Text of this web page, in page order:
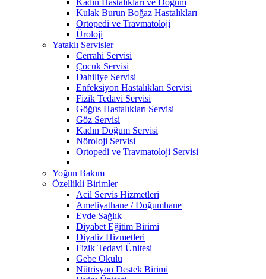
Kulak Burun Boğaz Hastalıkları
Ortopedi ve Travmatoloji
Üroloji
Yataklı Servisler
Cerrahi Servisi
Çocuk Servisi
Dahiliye Servisi
Enfeksiyon Hastalıkları Servisi
Fizik Tedavi Servisi
Göğüs Hastalıkları Servisi
Göz Servisi
Kadın Doğum Servisi
Nöroloji Servisi
Ortopedi ve Travmatoloji Servisi
Yoğun Bakım
Özellikli Birimler
Acil Servis Hizmetleri
Ameliyathane / Doğumhane
Evde Sağlık
Diyabet Eğitim Birimi
Diyaliz Hizmetleri
Fizik Tedavi Ünitesi
Gebe Okulu
Nütrisyon Destek Birimi